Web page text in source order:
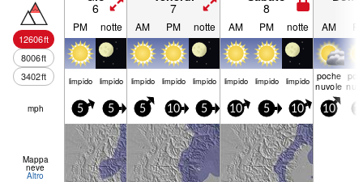
12606ft
8006ft
3402ft
6 7 8
PM notte AM PM notte AM PM notte AM
limp­ido limp­ido limp­ido limp­ido limp­ido limp­ido limp­ido limp­ido poche
nuvole
mph 5 5 5 10 5 10 5 10 10
Mappa
neve
Altro